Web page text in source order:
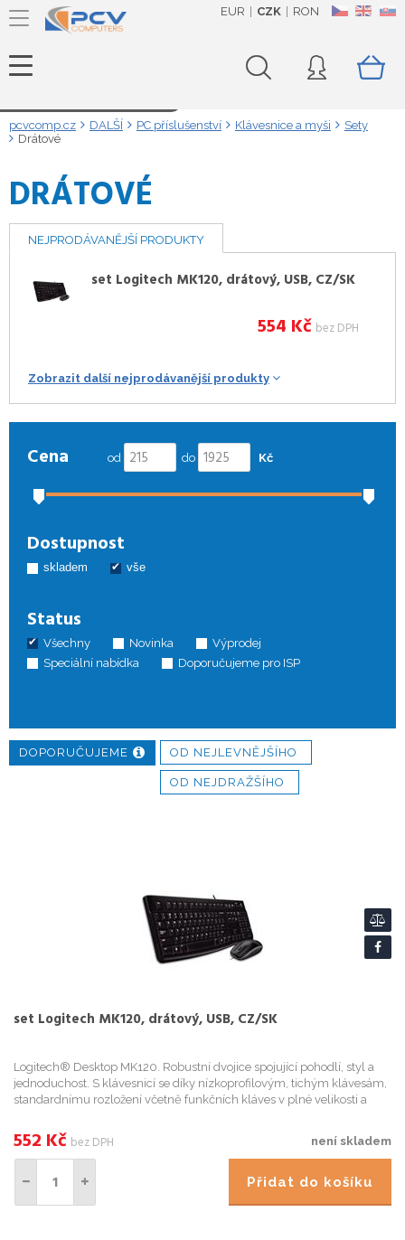
CZ EN SK
EUR CZK RON
pcvcomp.cz DALŠÍ PC příslušenství Klávesnice a myši
Sety
Drátové
DRÁTOVÉ
NEJPRODÁVANĚJŠÍ PRODUKTY
set Logitech MK120, drátový, USB, CZ/SK
554 Kč bez DPH
Zobrazit další nejprodávanější produkty
Cena od do Kč
Dostupnost
skladem vše
Status
Všechny Novinka
Výprodej
Speciální nabídka
Doporučujeme pro ISP
DOPORUČUJEME OD NEJLEVNĚJŠÍHO
OD NEJDRAŽŠÍHO
set Logitech MK120, drátový, USB, CZ/SK
Logitech® Desktop MK120. Robustní dvojice spojující pohodlí, styl a
jednoduchost. S klávesnicí se díky nízkoprofilovým, tichým klávesám,
standardnímu rozložení včetně funkčních kláves v plné velikosti a
není skladem
552 Kč bez DPH
Přidat do košíku